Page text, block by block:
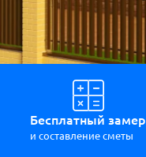
Бесплатный замер
и составление сметы